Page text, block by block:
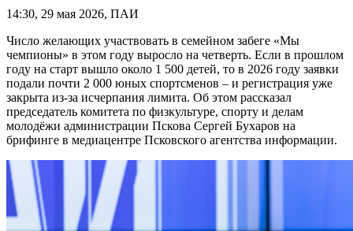
14:30, 29 мая 2026, ПАИ
Число желающих участвовать в семейном забеге «Мы
чемпионы» в этом году выросло на четверть. Если в прошлом
году на старт вышло около 1 500 детей, то в 2026 году заявки
подали почти 2 000 юных спортсменов – и регистрация уже
закрыта из-за исчерпания лимита. Об этом рассказал
председатель комитета по физкультуре, спорту и делам
молодёжи администрации Пскова Сергей Бухаров на
брифинге в медиацентре Псковского агентства информации.